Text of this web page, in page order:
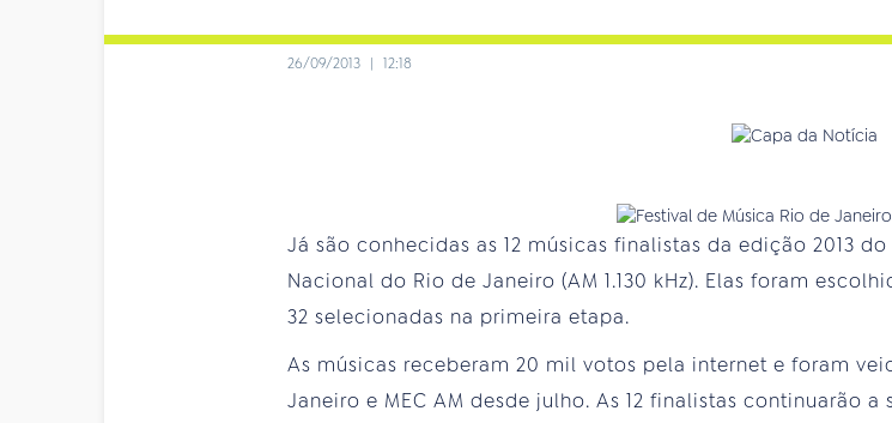
26/09/2013 | 12:18
Já são conhecidas as 12 músicas finalistas da edição 2013
Nacional do Rio de Janeiro (AM 1.130 kHz). Elas foram
32 selecionadas na primeira etapa.
As músicas receberam 20 mil votos pela internet e foram
Janeiro e MEC AM desde julho. As 12 finalistas continuarão